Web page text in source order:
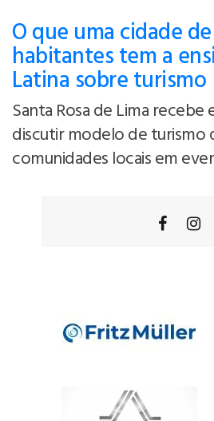
O que uma cidade
habitantes tem a
Latina sobre turismo
Santa Rosa de Lima recebe
discutir modelo de turismo
comunidades locais em